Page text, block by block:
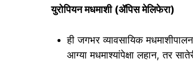
युरोपियन मधमाशी (ॲपिस मेलिफेरा)
ही जगभर व्यावसायिक
आग्या मधमाश्‍यांपेक्षा लहान, तर